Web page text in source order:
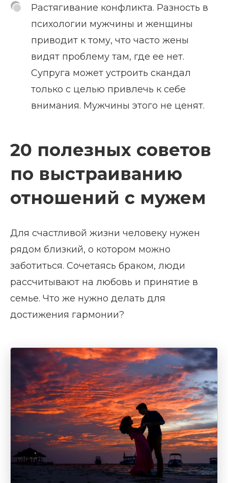
Растягивание конфликта. Разность в
психологии мужчины и женщины
приводит к тому, что часто жены
видят проблему там, где ее нет.
Супруга может устроить скандал
только с целью привлечь к себе
внимания. Мужчины этого не ценят.
20 полезных советов
по выстраиванию
отношений с мужем
Для счастливой жизни человеку нужен
рядом близкий, о котором можно
заботиться. Сочетаясь браком, люди
рассчитывают на любовь и принятие в
семье. Что же нужно делать для
достижения гармонии?